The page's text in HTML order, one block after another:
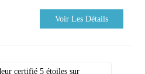
Voir Les Détails